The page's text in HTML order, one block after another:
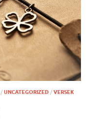
/ UNCATEGORIZED / VERSEK